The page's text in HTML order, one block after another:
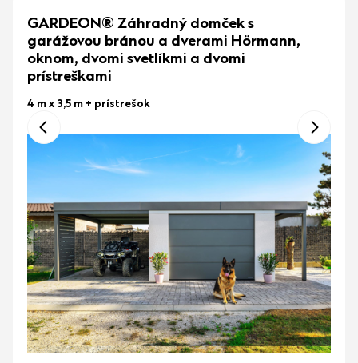
GARDEON® Záhradný domček s
garážovou bránou a dverami Hörmann,
oknom, dvomi svetlíkmi a dvomi
prístreškami
4 m x 3,5 m + prístrešok